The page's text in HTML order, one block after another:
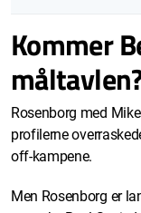
Kommer
Rosenborg med
profilerne
off-kampene.
Men Rosenborg er